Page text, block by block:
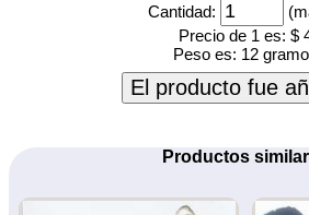
Cantidad:
Precio de 1 es: $
Peso es: 12
El producto fue
Productos